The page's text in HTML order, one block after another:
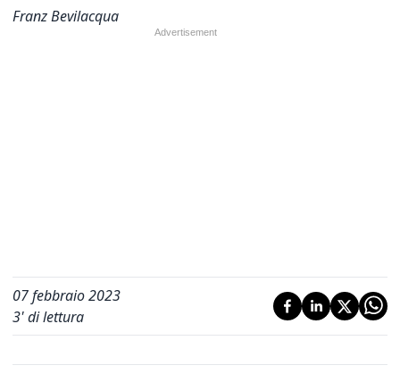
Franz Bevilacqua
07 febbraio 2023
3' di lettura